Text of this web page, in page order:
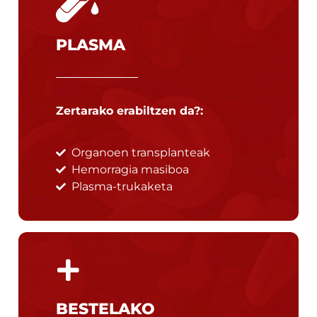
PLASMA
Zertarako erabiltzen da?:
Organoen transplanteak
Hemorragia masiboa
Plasma-trukaketa
BESTELAKO